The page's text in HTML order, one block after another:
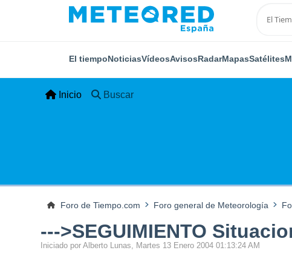
El tiempoNoticiasVídeosAvisosRadarMapasSatélites
Inicio Buscar
Foro de Tiempo.com Foro general de Meteorología
--->SEGUIMIENTO
Iniciado por Alberto Lunas, Martes 13 Enero 2004 01:13:24 AM